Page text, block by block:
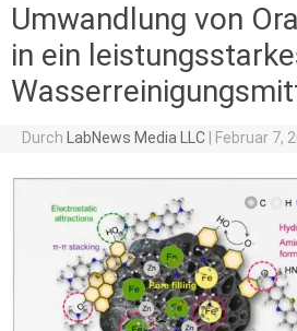
Umwandlung von
in ein
Durch LabNews Media LLC Februar 7,